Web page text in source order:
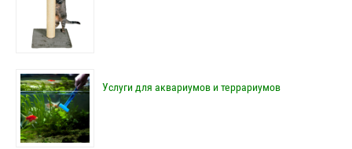
Услуги для аквариумов и террариумов